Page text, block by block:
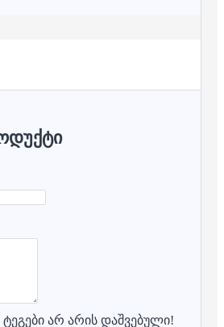
ტეგები არ არის დაშვებული!